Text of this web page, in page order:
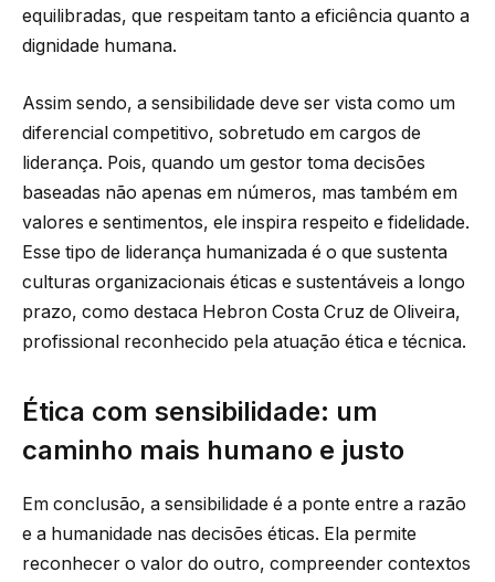
equilibradas, que respeitam tanto a eficiência quanto a
dignidade humana.
Assim sendo, a sensibilidade deve ser vista como um
diferencial competitivo, sobretudo em cargos de
liderança. Pois, quando um gestor toma decisões
baseadas não apenas em números, mas também em
valores e sentimentos, ele inspira respeito e fidelidade.
Esse tipo de liderança humanizada é o que sustenta
culturas organizacionais éticas e sustentáveis a longo
prazo, como destaca Hebron Costa Cruz de Oliveira,
profissional reconhecido pela atuação ética e técnica.
Ética com sensibilidade: um
caminho mais humano e justo
Em conclusão, a sensibilidade é a ponte entre a razão
e a humanidade nas decisões éticas. Ela permite
reconhecer o valor do outro, compreender contextos